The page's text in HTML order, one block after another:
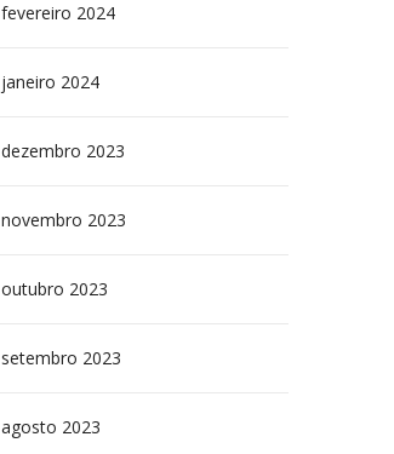
fevereiro 2024
janeiro 2024
dezembro 2023
novembro 2023
outubro 2023
setembro 2023
agosto 2023